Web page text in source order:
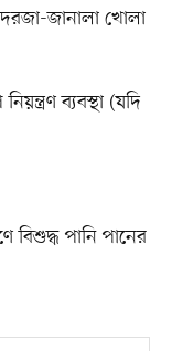
দরজা-জানালা খোলা
ব্যবস্থা (যদি
বিশুদ্ধ পানি পানের